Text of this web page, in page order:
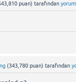
puan) tarafından
(343,780 puan) tarafından